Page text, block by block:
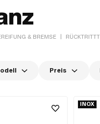
& BREMSE |
Preis
INOX